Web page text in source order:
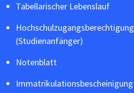
Tabellarischer Lebenslauf
Hochschulzugangsberechtigung
(Studienanfänger)
Notenblatt
Immatrikulationsbescheinigung